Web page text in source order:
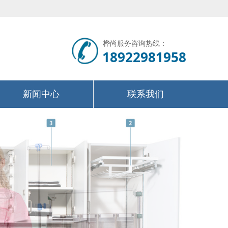
新闻中心 联系我们
桦尚服务咨询热线：
18922981958